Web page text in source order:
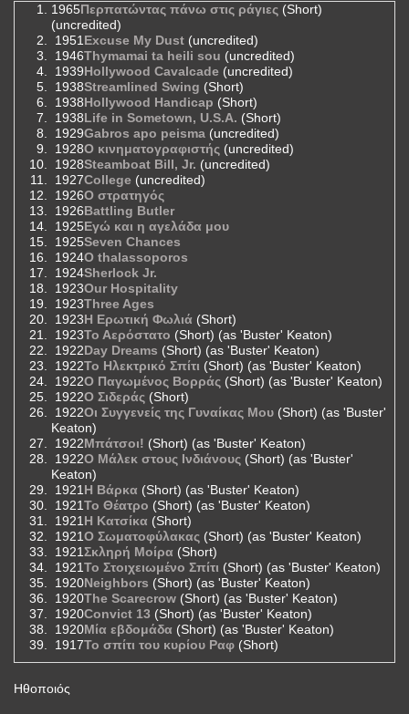
1965Περπατώντας πάνω στις ράγιες (Short)
(uncredited)
1951 Excuse My Dust (uncredited)
1946Thymamai ta heili sou (uncredited)
1939Hollywood Cavalcade (uncredited)
1938Streamlined Swing (Short)
1938Hollywood Handicap (Short)
1938Life in Sometown, U.S.A. (Short)
1929Gabros apo peisma (uncredited)
1928O κινηματογραφιστής (uncredited)
1928Steamboat Bill, Jr. (uncredited)
1927College (uncredited)
1926Ο στρατηγός
1926Battling Butler
1925Εγώ και η αγελάδα μου
1925Seven Chances
1924O thalassoporos
1924Sherlock Jr.
1923Our Hospitality
1923Three Ages
1923Η Ερωτική Φωλιά (Short)
1923Το Αερόστατο (Short) (as 'Buster' Keaton)
1922Day Dreams (Short) (as 'Buster' Keaton)
1922Το Ηλεκτρικό Σπίτι (Short) (as 'Buster' Keaton)
1922Ο Παγωμένος Βορράς (Short) (as 'Buster' Keaton)
1922Ο Σιδεράς (Short)
1922Οι Συγγενείς της Γυναίκας Μου (Short) (as 'Buster'
Keaton)
1922Μπάτσοι! (Short) (as 'Buster' Keaton)
1922Ο Μάλεκ στους Ινδιάνους (Short) (as 'Buster'
Keaton)
1921 Η Βάρκα (Short) (as 'Buster' Keaton)
1921Το Θέατρο (Short) (as 'Buster' Keaton)
1921 Η Κατσίκα (Short)
1921Ο Σωματοφύλακας (Short) (as 'Buster' Keaton)
1921Σκληρή Μοίρα (Short)
1921Το Στοιχειωμένο Σπίτι (Short) (as 'Buster' Keaton)
1920Neighbors (Short) (as 'Buster' Keaton)
1920The Scarecrow (Short) (as 'Buster' Keaton)
1920Convict 13 (Short) (as 'Buster' Keaton)
1920Μία εβδομάδα (Short) (as 'Buster' Keaton)
1917Το σπίτι του κυρίου Ραφ (Short)
Ηθοποιός